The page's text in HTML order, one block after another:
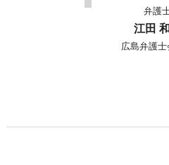
弁護
江田
広島弁護